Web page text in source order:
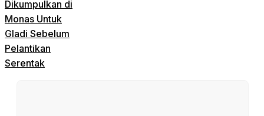
Dikumpulkan di
Monas Untuk
Gladi Sebelum
Pelantikan
Serentak